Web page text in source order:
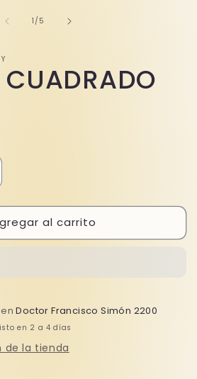
1 /de
5
al carrito
enDoctor Francisco Simón 2200
en 2 a 4 días
de la tienda